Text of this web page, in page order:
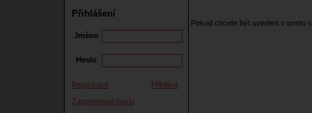
Přihlášení
Jméno
Heslo
Registrace
Přihlásit
Zapomenuté heslo
Pokud chcete být uvedeni v tomto